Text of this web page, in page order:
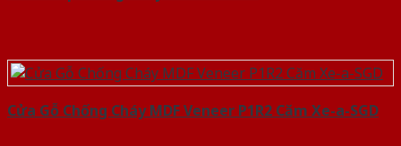
Cửa Gỗ Chống Cháy MDF Veneer P1R2 Căm Xe-a-SGD